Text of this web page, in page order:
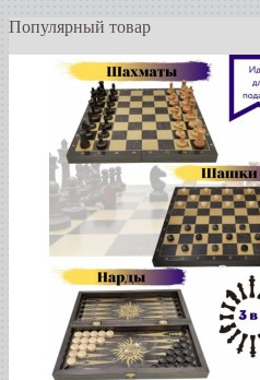
Популярный товар